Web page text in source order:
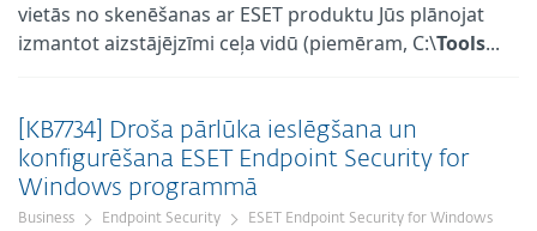
vietās no skenēšanas ar ESET produktu Jūs plānojat
izmantot aizstājējzīmi ceļa vidū (piemēram, C:\Tools...
[KB7734] Droša pārlūka ieslēgšana un
konfigurēšana ESET Endpoint Security for
Windows programmā
Business Endpoint Security ESET Endpoint Security for Windows